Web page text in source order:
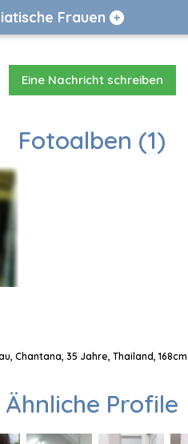
Frauen
Eine Nachricht schreiben
Fotoalben (1)
Chantana, 35 Jahre, Thailand,
Ähnliche Profile